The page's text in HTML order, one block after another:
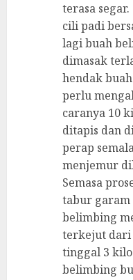
terasa
cili padi
lagi buah
dimasak
hendak
perlu
caranya 10
ditapis dan
perap
menjemur
Semasa
tabur
belimbing
terkejut dari
tinggal 3
belimbing